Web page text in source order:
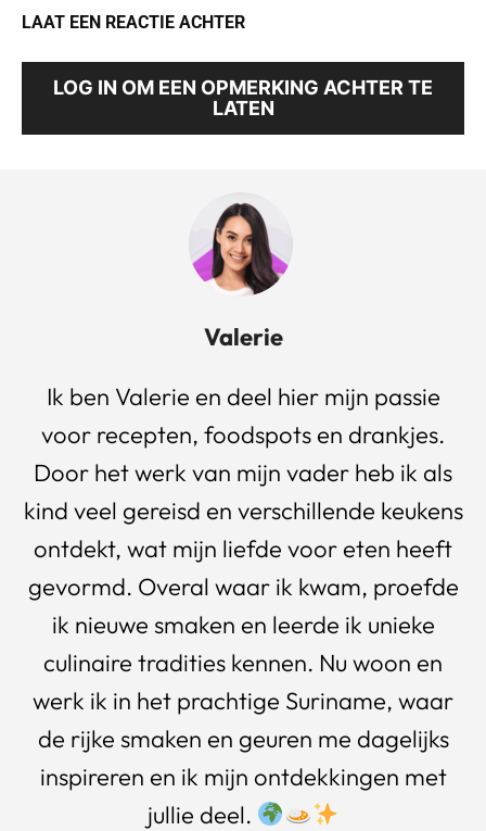
LAAT EEN REACTIE ACHTER
LOG IN OM EEN OPMERKING ACHTER TE
LATEN
Valerie
Ik ben Valerie en deel hier mijn passie
voor recepten, foodspots en drankjes.
Door het werk van mijn vader heb ik als
kind veel gereisd en verschillende keukens
ontdekt, wat mijn liefde voor eten heeft
gevormd. Overal waar ik kwam, proefde
ik nieuwe smaken en leerde ik unieke
culinaire tradities kennen. Nu woon en
werk ik in het prachtige Suriname, waar
de rijke smaken en geuren me dagelijks
inspireren en ik mijn ontdekkingen met
jullie deel.